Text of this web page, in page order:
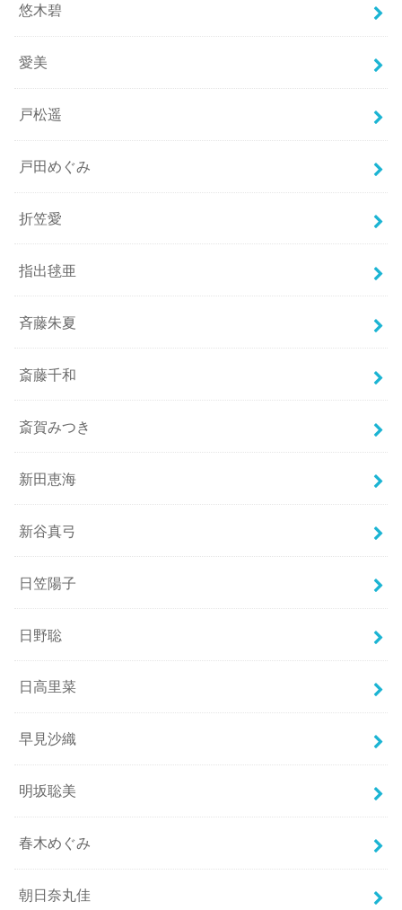
悠木碧
愛美
戸松遥
戸田めぐみ
折笠愛
指出毬亜
斉藤朱夏
斎藤千和
斎賀みつき
新田恵海
新谷真弓
日笠陽子
日野聡
日高里菜
早見沙織
明坂聡美
春木めぐみ
朝日奈丸佳